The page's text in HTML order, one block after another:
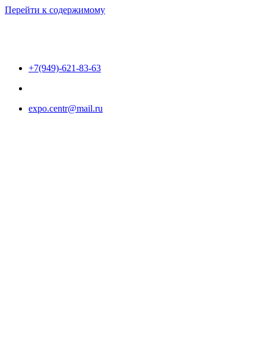
Перейти к содержимому
+7(949)-621-83-63
expo.centr@mail.ru